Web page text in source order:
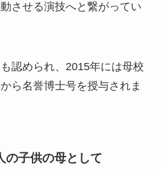
させる演技へと繋がってい
認められ、2015年には母校
ら名誉博士号を授与されま
の子供の母として